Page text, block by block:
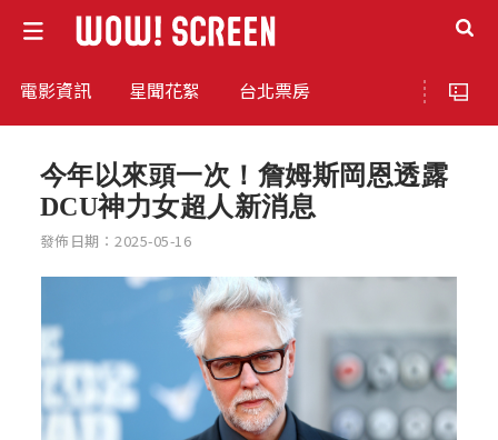
電影資訊 星聞花絮 台北票房
今年以來頭一次！詹姆斯岡恩透露
DCU神力女超人新消息
發佈日期：2025-05-16